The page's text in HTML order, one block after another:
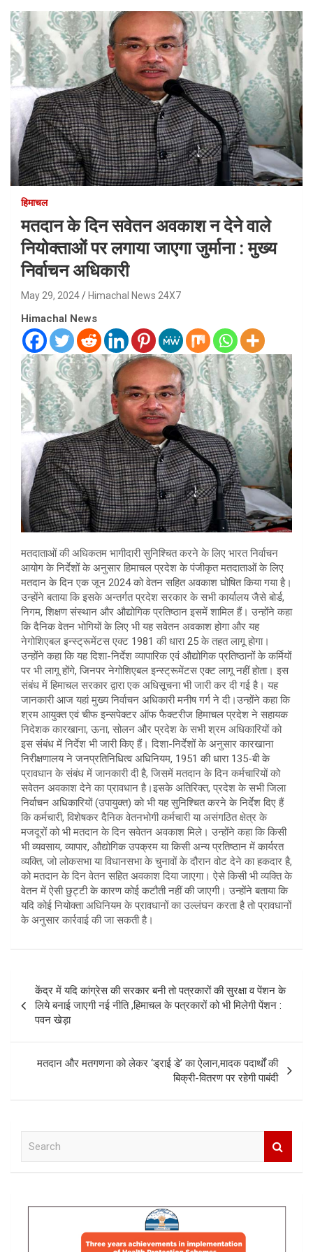
हिमाचल
मतदान के दिन सवेतन अवकाश न देने वाले
नियोक्ताओं पर लगाया जाएगा जुर्माना : मुख्य
निर्वाचन अधिकारी
May 29, 2024 Himachal News 24X7
Himachal News
मतदाताओं की अधिकतम भागीदारी सुनिश्चित करने के लिए भारत निर्वाचन
आयोग के निर्देशों के अनुसार हिमाचल प्रदेश के पंजीकृत मतदाताओं के लिए
मतदान के दिन एक जून 2024 को वेतन सहित अवकाश घोषित किया गया है।
उन्होंने बताया कि इसके अन्तर्गत प्रदेश सरकार के सभी कार्यालय जैसे बोर्ड,
निगम, शिक्षण संस्थान और औद्योगिक प्रतिष्ठान इसमें शामिल हैं। उन्होंने कहा
कि दैनिक वेतन भोगियों के लिए भी यह सवेतन अवकाश होगा और यह
नेगोशिएबल इन्स्ट्रूमेंटस एक्ट 1981 की धारा 25 के तहत लागू होगा।
उन्होंने कहा कि यह दिशा-निर्देश व्यापारिक एवं औद्योगिक प्रतिष्ठानों के कर्मियों
पर भी लागू होंगे, जिनपर नेगोशिएबल इन्स्ट्रूमेंटस एक्ट लागू नहीं होता। इस
संबंध में हिमाचल सरकार द्वारा एक अधिसूचना भी जारी कर दी गई है। यह
जानकारी आज यहां मुख्य निर्वाचन अधिकारी मनीष गर्ग ने दी।उन्होंने कहा कि
श्रम आयुक्त एवं चीफ इन्सपेक्टर ऑफ फैक्टरीज हिमाचल प्रदेश ने सहायक
निदेशक कारखाना, ऊना, सोलन और प्रदेश के सभी श्रम अधिकारियों को
इस संबंध में निर्देश भी जारी किए हैं। दिशा-निर्देशों के अनुसार कारखाना
निरीक्षणालय ने जनप्रतिनिधित्व अधिनियम, 1951 की धारा 135-बी के
प्रावधान के संबंध में जानकारी दी है, जिसमें मतदान के दिन कर्मचारियों को
सवेतन अवकाश देने का प्रावधान है।इसके अतिरिक्त, प्रदेश के सभी जिला
निर्वाचन अधिकारियों (उपायुक्त) को भी यह सुनिश्चित करने के निर्देश दिए हैं
कि कर्मचारी, विशेषकर दैनिक वेतनभोगी कर्मचारी या असंगठित क्षेत्र के
मजदूरों को भी मतदान के दिन सवेतन अवकाश मिले। उन्होंने कहा कि किसी
भी व्यवसाय, व्यापार, औद्योगिक उपक्रम या किसी अन्य प्रतिष्ठान में कार्यरत
व्यक्ति, जो लोकसभा या विधानसभा के चुनावों के दौरान वोट देने का हकदार है,
को मतदान के दिन वेतन सहित अवकाश दिया जाएगा। ऐसे किसी भी व्यक्ति के
वेतन में ऐसी छुट्टी के कारण कोई कटौती नहीं की जाएगी। उन्होंने बताया कि
यदि कोई नियोक्ता अधिनियम के प्रावधानों का उल्लंघन करता है तो प्रावधानों
के अनुसार कार्रवाई की जा सकती है।
Post
navigation
केंद्र में यदि कांग्रेस की सरकार बनी तो पत्रकारों की सुरक्षा व पेंशन के
लिये बनाई जाएगी नई नीति ,हिमाचल के पत्रकारों को भी मिलेगी पेंशन :
पवन खेड़ा
मतदान और मतगणना को लेकर ‘ड्राई डे’ का ऐलान,मादक पदार्थों की
बिक्री-वितरण पर रहेगी पाबंदी